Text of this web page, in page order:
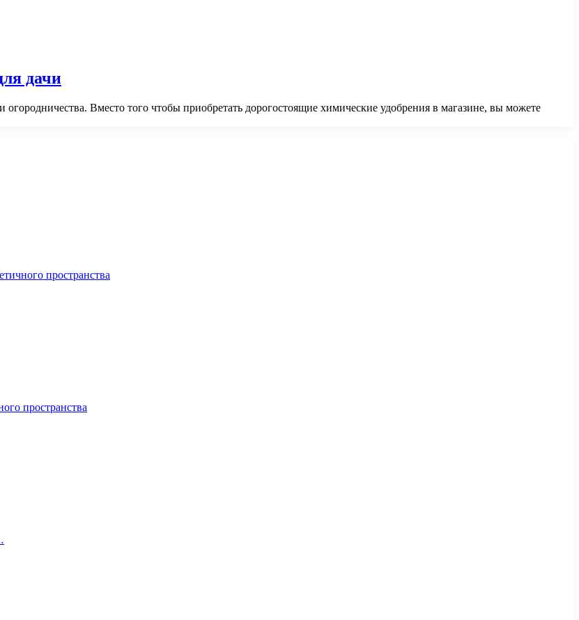
дачи
Вместо того чтобы приобретать дорогостоящие химические удобрения в магазине, вы можете
пространства
пространства